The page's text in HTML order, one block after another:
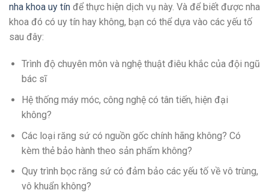
nha khoa uy tín để thực hiện dịch vụ này. Và để biết được nha
khoa đó có uy tín hay không, bạn có thể dựa vào các yếu tố
sau đây:
Trình độ chuyên môn và nghệ thuật điêu khắc của đội ngũ
bác sĩ
Hệ thống máy móc, công nghệ có tân tiến, hiện đại
không?
Các loại răng sứ có nguồn gốc chính hãng không? Có
kèm thẻ bảo hành theo sản phẩm không?
Quy trình bọc răng sứ có đảm bảo các yếu tố về vô trùng,
vô khuẩn không?